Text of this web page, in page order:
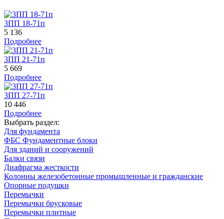
3ПП 18-71п
5 136
Подробнее
3ПП 21-71п
5 669
Подробнее
3ПП 27-71п
10 446
Подробнее
Выбрать раздел:
Для фундамента
ФБС Фундаментные блоки
Для зданий и сооружений
Балки связи
Диафрагма жесткости
Колонны железобетонные промышленные и гражданские
Опорные подушки
Перемычки
Перемычки брусковые
Перемычки плитные